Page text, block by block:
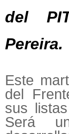
del
Pereira.
Este
del
sus
Será